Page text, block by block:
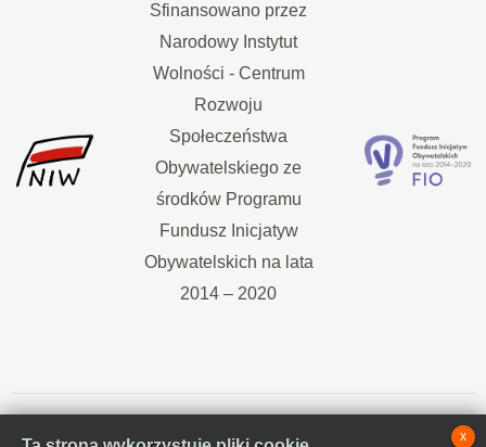
Sfinansowano przez
Narodowy Instytut
Wolności - Centrum
Rozwoju
Społeczeństwa
Obywatelskiego ze
środków Programu
Fundusz Inicjatyw
Obywatelskich na lata
2014 – 2020
x